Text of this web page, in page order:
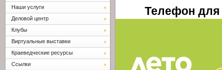
Телефон для
Наши услуги
Деловой центр
Клубы
Виртуальные выставки
Краеведческие ресурсы
Ссылки